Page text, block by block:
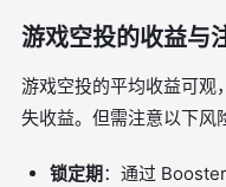
游戏空投的收益与
游戏空投的平均收益可观
失收益。但需注意以下风
锁定期：通过